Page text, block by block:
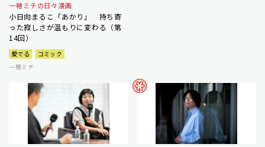
一穂ミチの日々漫画
小日向まるこ「あかり」 持ち寄
った寂しさが温もりに変わる（第
14回）
愛でる
コミック
一穂ミチ